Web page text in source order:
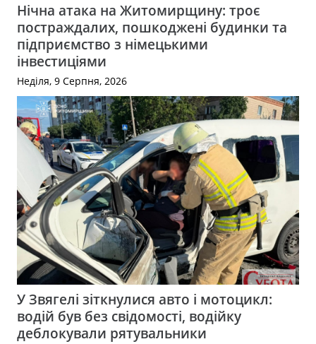
Нічна атака на Житомирщину: троє
постраждалих, пошкоджені будинки та
підприємство з німецькими
інвестиціями
Неділя, 9 Серпня, 2026
У Звягелі зіткнулися авто і мотоцикл:
водій був без свідомості, водійку
деблокували рятувальники